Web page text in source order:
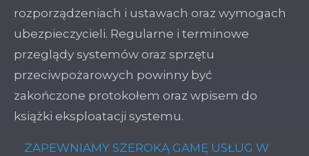
rozporządzeniach i ustawach oraz wymogach
ubezpieczycieli. Regularne i terminowe
przeglądy systemów oraz sprzętu
przeciwpożarowych powinny być
zakończone protokołem oraz wpisem do
książki eksploatacji systemu.
ZAPEWNIAMY SZEROKĄ GAMĘ USŁUG W